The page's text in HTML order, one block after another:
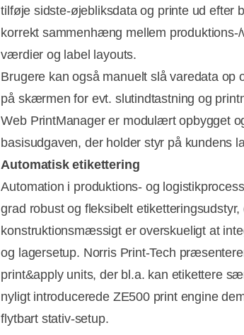
tilføje sidste-øjebliksdata og printe ud efter
korrekt sammenhæng mellem
værdier og label layouts.
Brugere kan også manuelt slå varedata op
på skærmen for evt. slutindtastning og
Web PrintManager er modulært opbygget
basisudgaven, der holder styr på kundens
Automatisk etikettering
Automation i produktions- og
grad robust og fleksibelt
konstruktionsmæssigt er overskueligt at
og lagersetup. Norris Print-Tech
print&apply units, der bl.a. kan etikettere
nyligt introducerede ZE500 print engine
flytbart stativ-setup.